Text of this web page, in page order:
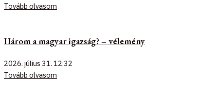
Tovább olvasom
Három a magyar igazság? – vélemény
2026. július 31. 12:32
Tovább olvasom